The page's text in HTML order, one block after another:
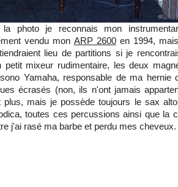
la photo je reconnais mon
vendu mon ARP 2600en 1994,
lieu de partitions si je
petit mixeur rudimentaire, les deux
Yamaha, responsable de ma hernie
écrasés (non, ils n'ont jamais
plus, mais je possède toujours le sax
toutes ces percussions ainsi que la
j'ai rasé ma barbe et perdu mes cheveux.